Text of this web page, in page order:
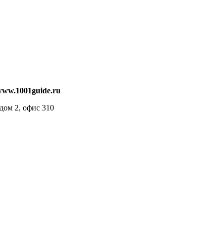
2, офис 310